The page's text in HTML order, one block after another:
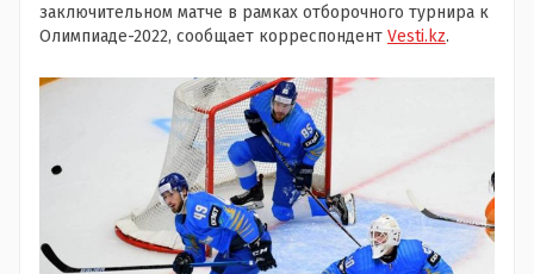
заключительном матче в рамках отборочного турнира к
Олимпиаде-2022, сообщает корреспондент Vesti.kz.